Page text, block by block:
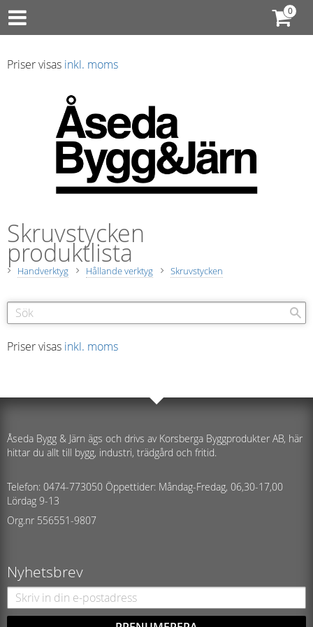
Priser visas inkl. moms
Skruvstycken
produktlista
Handverktyg Hållande verktyg Skruvstycken
Priser visas inkl. moms
Åseda Bygg & Järn ägs och drivs av Korsberga Byggprodukter AB, här
hittar du allt till bygg, industri, trädgård och fritid.
Telefon: 0474-773050 Öppettider: Måndag-Fredag, 06,30-17,00
Lördag 9-13
Org.nr 556551-9807
Nyhetsbrev